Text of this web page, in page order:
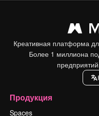
Креативная платформа
Более 1 миллиона
Продукция
Spaces